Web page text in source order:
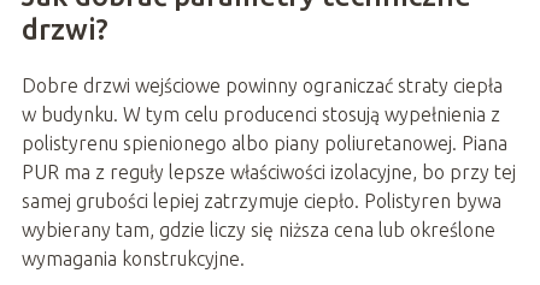
drzwi?
Dobre drzwi wejściowe powinny ograniczać straty ciepła
w budynku. W tym celu producenci stosują wypełnienia z
polistyrenu spienionego albo piany poliuretanowej. Piana
PUR ma z reguły lepsze właściwości izolacyjne, bo przy tej
samej grubości lepiej zatrzymuje ciepło. Polistyren bywa
wybierany tam, gdzie liczy się niższa cena lub określone
wymagania konstrukcyjne.